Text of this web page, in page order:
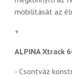
mobilitását az
+
ALPINA Xtrack
- Csontváz